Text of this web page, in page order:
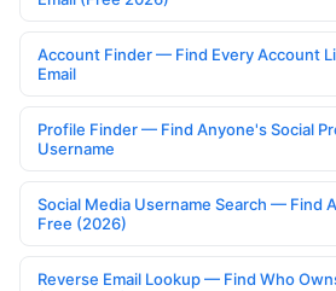
Account Finder — Find Every Account
Email
Profile Finder — Find Anyone's Social
Username
Social Media Username Search — Find
Free (2026)
Reverse Email Lookup — Find Who